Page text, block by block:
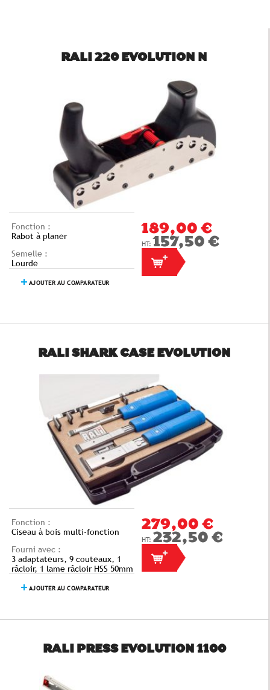
RALI 220 EVOLUTION N
Fonction :
Rabot à planer
Semelle :
Lourde
AJOUTER AU COMPARATEUR
189,00 €
157,50 €
RALI SHARK CASE EVOLUTION
Fonction :
Ciseau à bois multi-fonction
Fourni avec :
3 adaptateurs, 9 couteaux, 1
râcloir, 1 lame râcloir HSS 50mm
AJOUTER AU COMPARATEUR
279,00 €
232,50 €
RALI PRESS EVOLUTION 1100